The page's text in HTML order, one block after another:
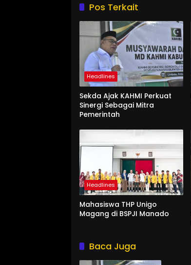
Pos Terkait
Headlines
Sekda Ajak KAHMI Perkuat
Sinergi Sebagai Mitra
Pemerintah
Headlines
Mahasiswa THP Unigo
Magang di BSPJI Manado
Baca Juga